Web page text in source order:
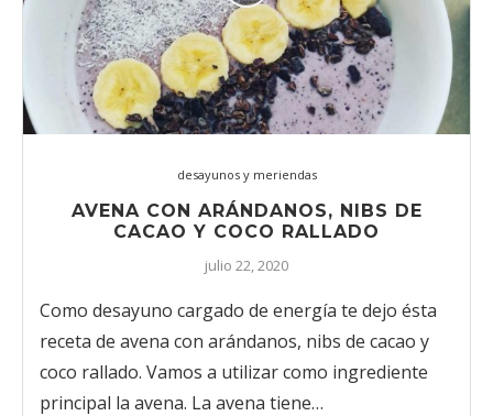
desayunos y meriendas
AVENA CON ARÁNDANOS, NIBS DE
CACAO Y COCO RALLADO
julio 22, 2020
Como desayuno cargado de energía te dejo ésta
receta de avena con arándanos, nibs de cacao y
coco rallado. Vamos a utilizar como ingrediente
principal la avena. La avena tiene…